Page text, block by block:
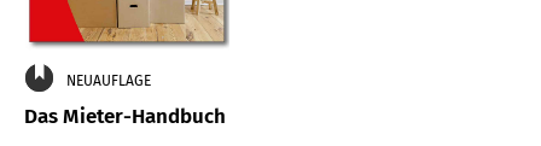
NEUAUFLAGE
Das Mieter-Handbuch